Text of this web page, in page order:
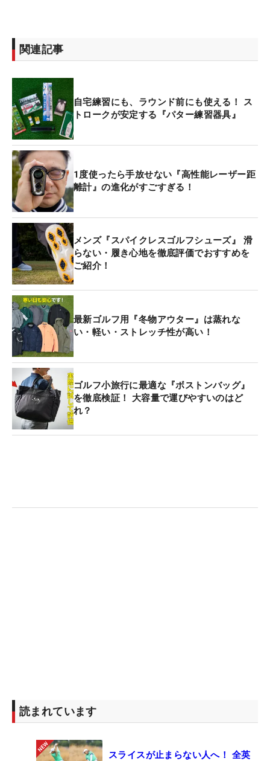
関連記事
自宅練習にも、ラウンド前にも使える！ ス
トロークが安定する『パター練習器具』
1度使ったら手放せない『高性能レーザー距
離計』の進化がすごすぎる！
メンズ『スパイクレスゴルフシューズ』 滑
らない・履き心地を徹底評価でおすすめを
ご紹介！
最新ゴルフ用『冬物アウター』は蒸れな
い・軽い・ストレッチ性が高い！
ゴルフ小旅行に最適な『ボストンバッグ』
を徹底検証！ 大容量で運びやすいのはど
れ？
読まれています
スライスが止まらない人へ！ 全英